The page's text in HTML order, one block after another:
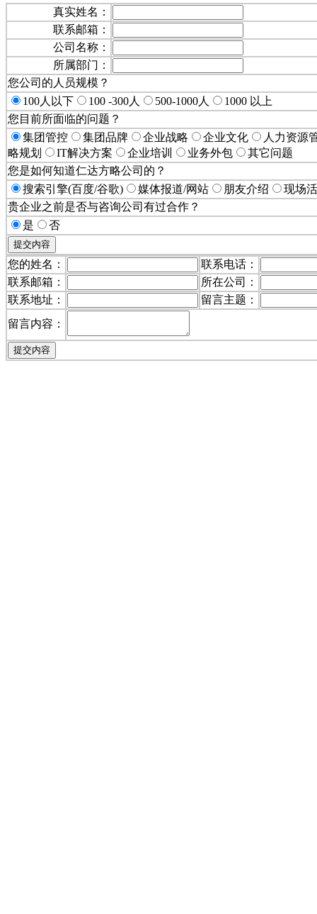
真实姓名：
联系邮箱：
公司名称：
所属部门：
您公司的人员规模？
100人以下
100 -300人 500-1000人
1000 以上
您目前所面临的问题？
集团管控
集团品牌 企业战略 企业文化
人力资源
略规划
IT解决方案 企业培训 业务外包
其它问题
您是如何知道仁达方略公司的？
搜索引擎(百度/谷歌)
媒体报道/网站 朋友介绍
现场
贵企业之前是否与咨询公司有过合作？
是
否
您的姓名：
联系电话：
联系邮箱：
所在公司：
联系地址：
留言主题：
留言内容：